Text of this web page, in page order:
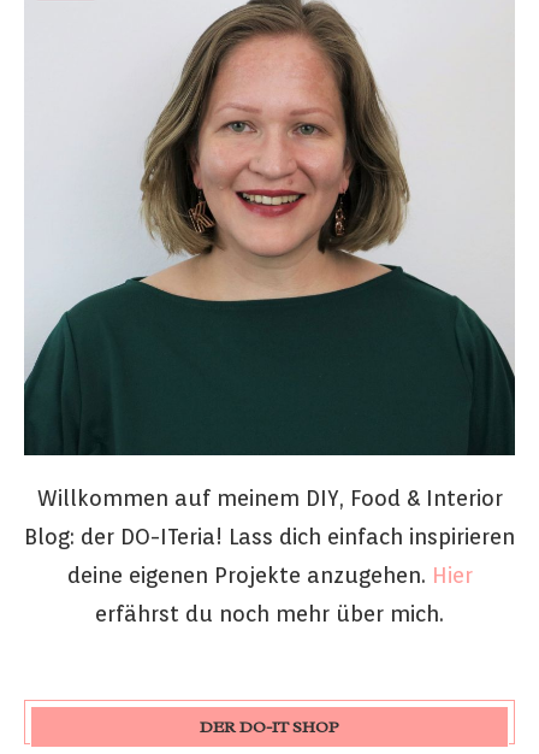
Willkommen auf meinem DIY, Food & Interior
Blog: der DO-ITeria! Lass dich einfach inspirieren
deine eigenen Projekte anzugehen. Hier
erfährst du noch mehr über mich.
DER DO-IT SHOP